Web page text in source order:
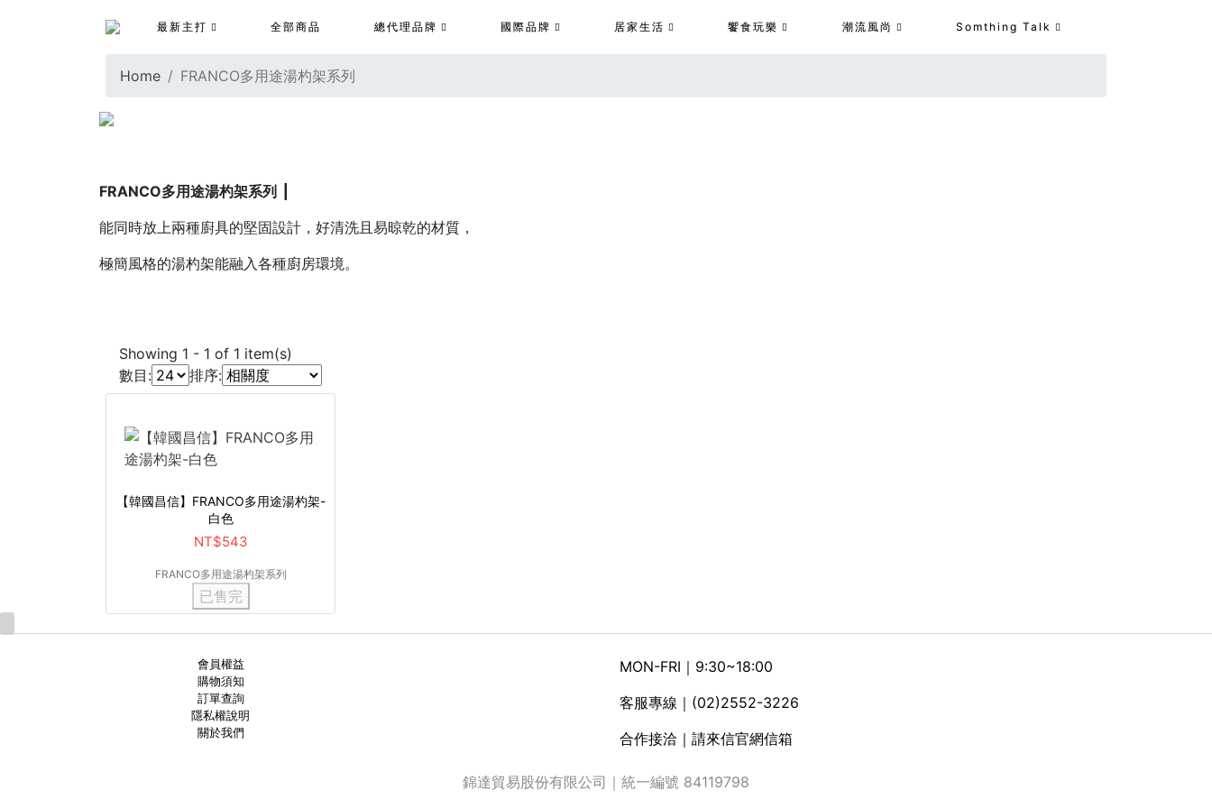
最新主打 全部商品 總代理品牌 國際品牌 居家生活 饗食玩樂 潮流風尚 Somthing Talk
Home FRANCO多用途湯杓架系列
FRANCO多用途湯杓架系列
能同時放上兩種廚具的堅固設計，好清洗且易晾乾的材質，
極簡風格的湯杓架能融入各種廚房環境。
Showing 1 - 1 of 1 item(s)
數目:
排序:
【韓國昌信】FRANCO多用途湯杓架-
白色
NT$543
FRANCO多用途湯杓架系列
已售完
會員權益
購物須知
訂單查詢
隱私權說明
關於我們
MON-FRI｜9:30~18:00
客服專線｜(02)2552-3226
合作接洽｜請來信官網信箱
錦達貿易股份有限公司｜統一編號 84119798